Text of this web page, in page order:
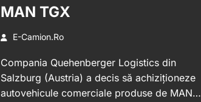
MAN TGX
E-Camion.ro
Compania Quehenberger Logistics din
Salzburg (Austria) a decis să achiziționeze
autovehicule comerciale produse de MAN…